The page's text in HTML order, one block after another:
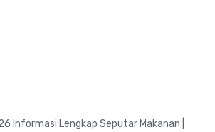
Informasi Lengkap Seputar Makanan |